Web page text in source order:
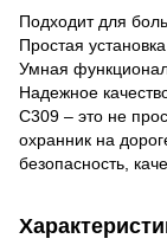
Подходит для
Простая установка
Умная
Надежное
C309 – это не
охранник на
безопасность,